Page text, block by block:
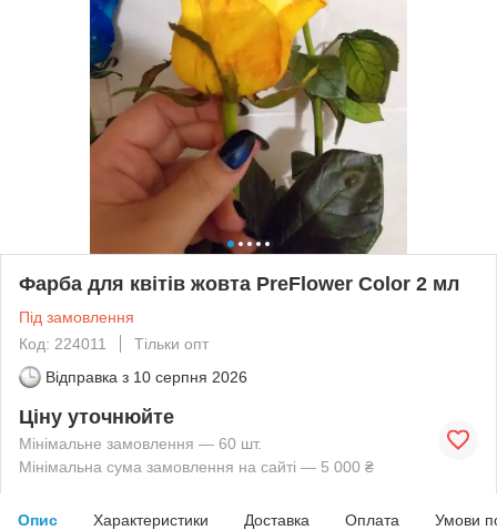
Фарба для квітів жовта PreFlower Color 2 мл
Під замовлення
Код: 224011
Тільки опт
Відправка з 10 серпня 2026
Ціну уточнюйте
Мінімальне замовлення — 60 шт.
Мінімальна сума замовлення на сайті — 5 000 ₴
Опис Характеристики Доставка Оплата Умови